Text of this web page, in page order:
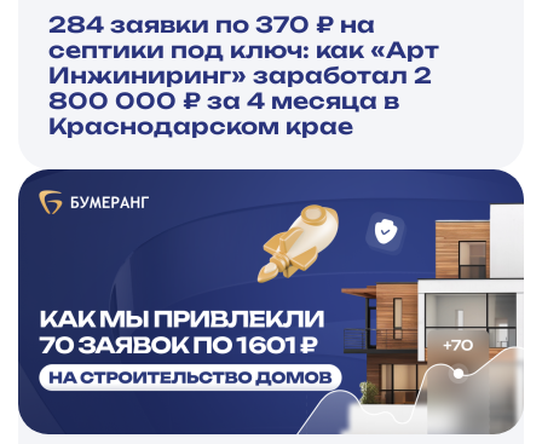
284 заявки по 370 ₽ на
септики под ключ: как «Арт
Инжиниринг» заработал 2
800 000 ₽ за 4 месяца в
Краснодарском крае